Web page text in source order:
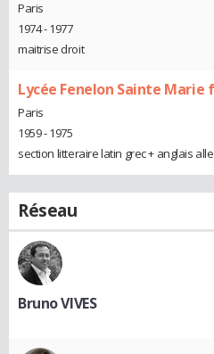
Paris
1974 - 1977
maitrise droit
Lycée Fenelon Sainte Marie
Paris
1959 - 1975
section litteraire latin grec + anglais
Réseau
Bruno VIVES